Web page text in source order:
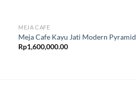
MEJA CAFE
Meja Cafe Kayu Jati Modern Pyramid
Rp1,600,000.00